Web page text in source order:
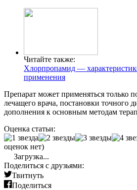
Читайте также:
Хлорпропамид —
применения
Препарат может применяться только
лечащего врача, постановки точного
дополнения к основным методам
Оценка статьи:
оценок нет)
Загрузка...
Поделиться с друзьями:
Твитнуть
Поделиться